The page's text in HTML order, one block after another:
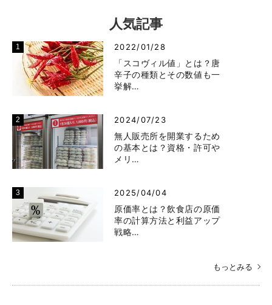
人気記事
2022/01/28
「スコヴィル値」とは？唐
辛子の種類とその数値も一
挙解…
2024/07/23
無人販売所を開業するため
の基本とは？資格・許可や
メリ…
2025/04/04
原価率とは？飲食店の原価
率の計算方法と利益アップ
戦略…
もっとみる